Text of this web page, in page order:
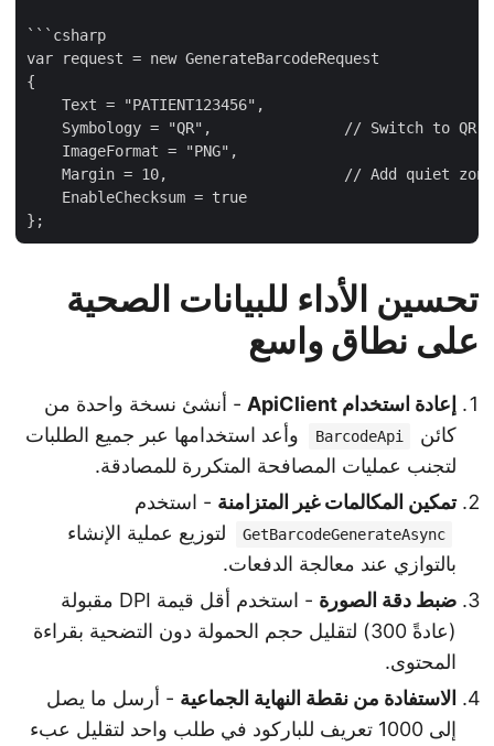
```csharp
var request = new GenerateBarcodeRequest
    Text = "PATIENT123456",
Symbology = "QR",               // Switch to QR
    ImageFormat = "PNG",
Margin = 10,                    // Add quiet
    EnableChecksum = true
تحسين الأداء للبيانات الصحية
على نطاق واسع
إعادة استخدام ApiClient
- أنشئ نسخة واحدة من
كائن
BarcodeApi
وأعد استخدامها عبر جميع الطلبات
لتجنب عمليات المصافحة المتكررة للمصادقة.
تمكين المكالمات غير المتزامنة- استخدم
GetBarcodeGenerateAsync
لتوزيع عملية الإنشاء
بالتوازي عند معالجة الدفعات.
ضبط دقة الصورة
- استخدم أقل قيمة DPI مقبولة
(عادةً 300) لتقليل حجم الحمولة دون التضحية بقراءة
المحتوى.
الاستفادة من نقطة النهاية الجماعية- أرسل ما يصل
إلى 1000 تعريف للباركود في طلب واحد لتقليل عبء